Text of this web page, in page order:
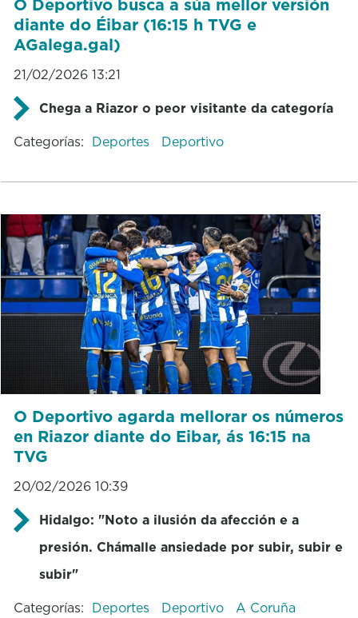
O Deportivo busca a súa mellor versión
diante do Éibar (16:15 h TVG e
AGalega.gal)
21/02/2026 13:21
Chega a Riazor o peor visitante da categoría
Categorías: Deportes Deportivo
O Deportivo agarda mellorar os números
en Riazor diante do Eibar, ás 16:15 na
TVG
20/02/2026 10:39
Hidalgo: "Noto a ilusión da afección e a
presión. Chámalle ansiedade por subir, subir e
subir"
Categorías: Deportes Deportivo A Coruña